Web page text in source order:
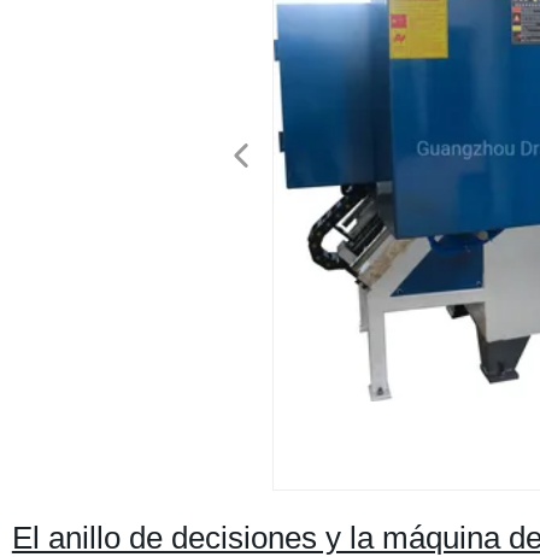
El anillo de decisiones y la máquina